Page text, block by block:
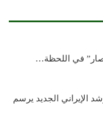
في اللحظة…
الإيراني الجديد يرسم